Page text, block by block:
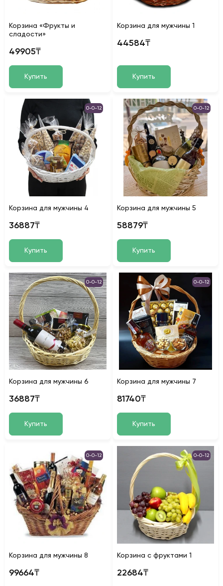
Корзина «Фрукты и
сладости»
49905₸
Купить
Корзина для мужчины 1
44584₸
Купить
0-0-12
Корзина для мужчины 4
36887₸
Купить
0-0-12
Корзина для мужчины 5
58879₸
Купить
0-0-12
Корзина для мужчины 6
36887₸
Купить
0-0-12
Корзина для мужчины 7
81740₸
Купить
0-0-12
Корзина для мужчины 8
99664₸
0-0-12
Корзина с фруктами 1
22684₸